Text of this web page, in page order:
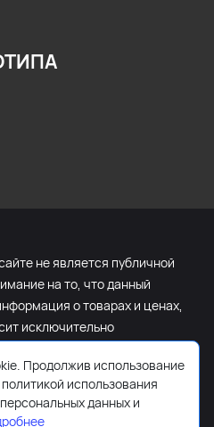
не является публичной
на то, что данный
о товарах и ценах,
исключительно
при каких условиях не
определяемой положениями
Российской Федерации.
о наличии и
Продолжив использование
использования
данных и